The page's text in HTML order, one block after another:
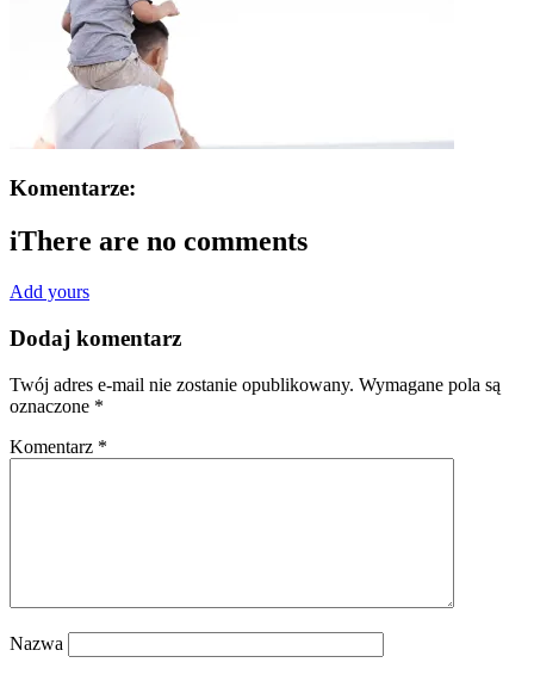
Komentarze:
iThere are no comments
Add yours
Dodaj komentarz
Twój adres e-mail nie zostanie opublikowany. Wymagane pola są
oznaczone *
Komentarz *
Nazwa